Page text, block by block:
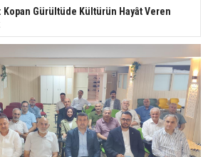
Kopan Gürültüde Kültürün Hayât Veren